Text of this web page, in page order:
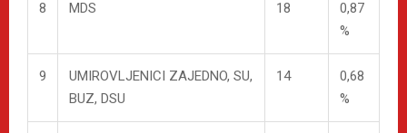
8 MDS 18
0,87
%
9
UMIROVLJENICI ZAJEDNO, SU,
BUZ, DSU
14
0,68
%